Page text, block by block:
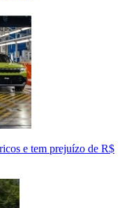
e tem prejuízo de R$